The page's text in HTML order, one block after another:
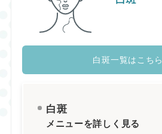
白斑一覧はこちら
白斑
メニューを詳しく見る